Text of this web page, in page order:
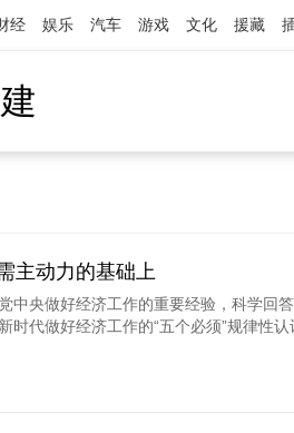
经 娱乐 汽车 游戏 文化 援藏
主动力的基础上
中央做好经济工作的重要经验，科学回
时代做好经济工作的“五个必须”规律性认